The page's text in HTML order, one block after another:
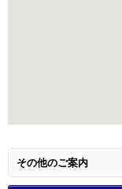
その他のご案内